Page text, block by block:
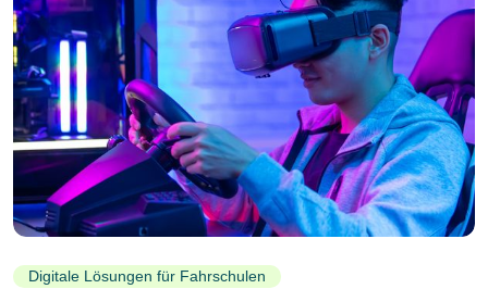
Digitale Lösungen für Fahrschulen